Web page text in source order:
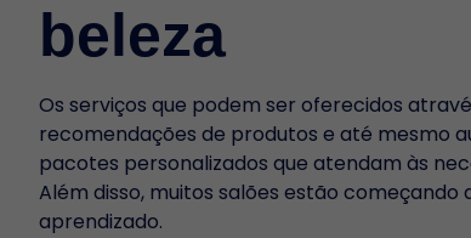
beleza
Os serviços que podem ser oferecidos
recomendações de produtos e até mesmo
pacotes personalizados que atendam às
Além disso, muitos salões estão
aprendizado.